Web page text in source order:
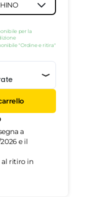
per la
"Ordine e ritira"
a
e il
al ritiro in